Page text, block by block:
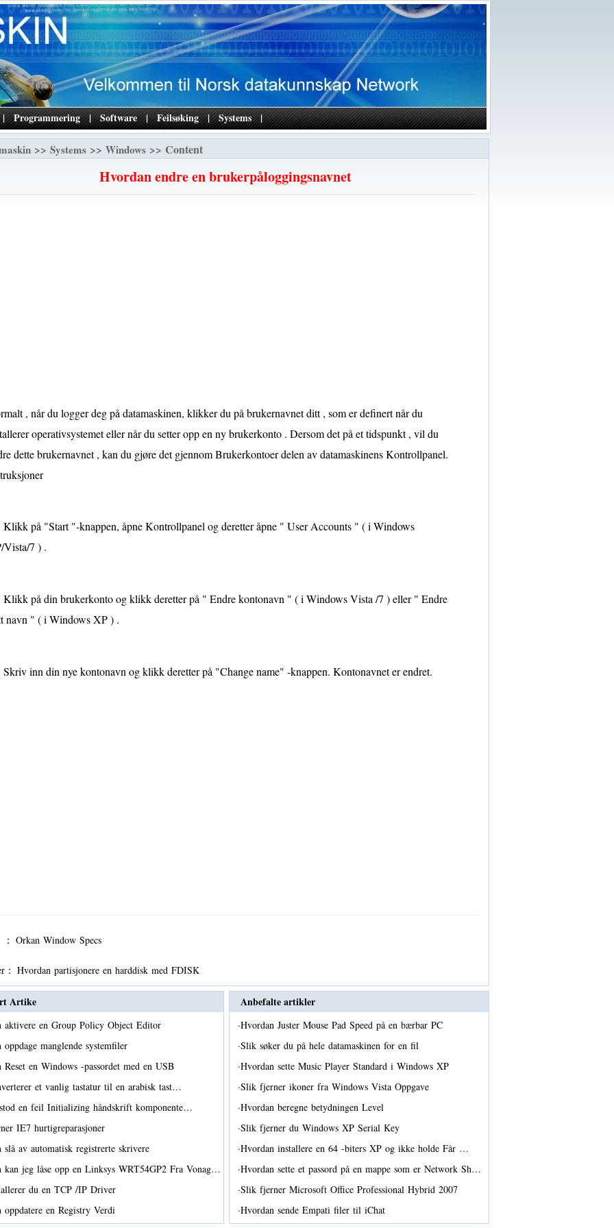
Programmering | Software | Feilsøking | Systems |
>> Systems >> Windows >> Content
Hvordan endre en brukerpåloggingsnavnet
, når du logger deg på datamaskinen, klikker du på brukernavnet ditt , som er definert når du
operativsystemet eller når du setter opp en ny brukerkonto . Dersom det på et tidspunkt , vil du
dette brukernavnet , kan du gjøre det gjennom Brukerkontoer delen av datamaskinens Kontrollpanel.
Klikk på "Start "-knappen, åpne Kontrollpanel og deretter åpne " User Accounts " ( i Windows
Vista/7 ) .
Klikk på din brukerkonto og klikk deretter på " Endre kontonavn " ( i Windows Vista /7 ) eller " Endre
navn " ( i Windows XP ) .
Skriv inn din nye kontonavn og klikk deretter på "Change name" -knappen. Kontonavnet er endret.
Orkan Window Specs
： Hvordan partisjonere en harddisk med FDISK
Artike
aktivere en Group Policy Object Editor
oppdage manglende systemfiler
Reset en Windows -passordet med en USB
et vanlig tastatur til en arabisk tast…
en feil Initializing håndskrift komponente…
IE7 hurtigreparasjoner
slå av automatisk registrerte skrivere
kan jeg låse opp en Linksys WRT54GP2 Fra Vonag…
du en TCP /IP Driver
oppdatere en Registry Verdi
Anbefalte artikler
·Hvordan Juster Mouse Pad Speed ​​på en bærbar PC
·Slik søker du på hele datamaskinen for en fil
·Hvordan sette Music Player Standard i Windows XP
·Slik fjerner ikoner fra Windows Vista Oppgave
·Hvordan beregne betydningen Level
·Slik fjerner du Windows XP Serial Key
·Hvordan installere en 64 -biters XP og ikke holde Får …
·Hvordan sette et passord på en mappe som er Network Sh…
·Slik fjerner Microsoft Office Professional Hybrid 2007
·Hvordan sende Empati filer til iChat